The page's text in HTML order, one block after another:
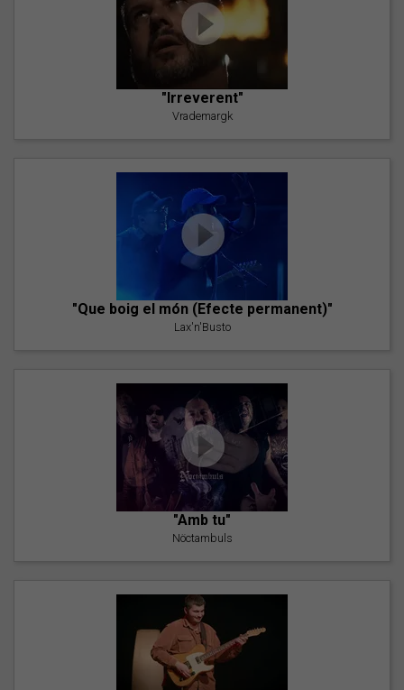
"Irreverent"
Vrademargk
"Que boig el món (Efecte permanent)"
Lax'n'Busto
"Amb tu"
Nöctambuls